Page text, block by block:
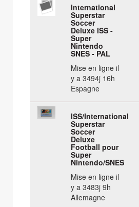
International
Superstar
Soccer
Deluxe ISS -
Super
Nintendo
SNES - PAL
Mise en ligne il
y a 3494j 16h
Espagne
ISS/International
Superstar
Soccer
Deluxe
Football pour
Super
Nintendo/SNES
Mise en ligne il
y a 3483j 9h
Allemagne